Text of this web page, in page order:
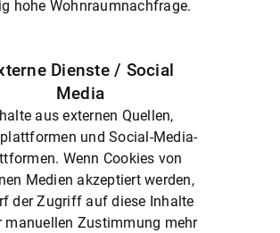
hohe Wohnraumnachfrage.
Dienste / Social
Media
aus externen Quellen,
und Social-Media-
Wenn Cookies von
Medien akzeptiert werden,
der Zugriff auf diese Inhalte
manuellen Zustimmung mehr